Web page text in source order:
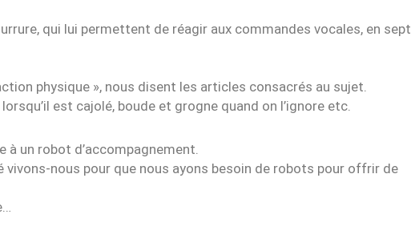
qui lui permettent de réagir aux commandes vocales, en sept
physique », nous disent les articles consacrés au sujet.
est cajolé, boude et grogne quand on l’ignore etc.
à un robot d’accompagnement.
nous pour que nous ayons besoin de robots pour offrir de